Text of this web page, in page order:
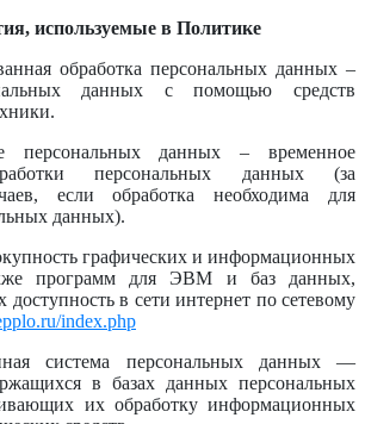
используемые в Политике
обработка персональных данных –
данных с помощью средств
персональных данных – временное
персональных данных (за
если обработка необходима для
данных).
графических и информационных
программ для ЭВМ и баз данных,
в сети интернет по сетевому
index.php
система персональных данных —
в базах данных персональных
их обработку информационных